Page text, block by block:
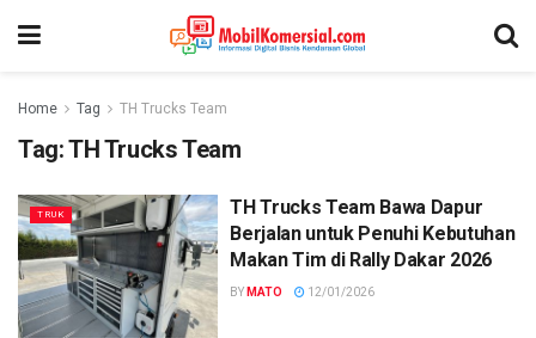
Home Tag TH Trucks Team
Tag:TH Trucks Team
TRUK
TH Trucks Team Bawa Dapur
Berjalan untuk Penuhi Kebutuhan
Makan Tim di Rally Dakar 2026
BY MATO 12/01/2026